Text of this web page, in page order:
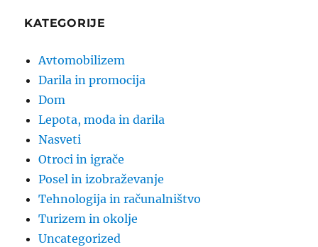
KATEGORIJE
Avtomobilizem
Darila in promocija
Dom
Lepota, moda in darila
Nasveti
Otroci in igrače
Posel in izobraževanje
Tehnologija in računalništvo
Turizem in okolje
Uncategorized